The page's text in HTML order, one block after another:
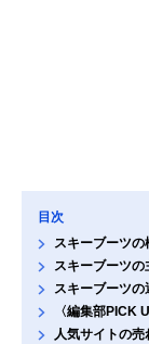
目次
スキーブーツの
スキーブーツの
スキーブーツの
〈編集部PICK
人気サイトの